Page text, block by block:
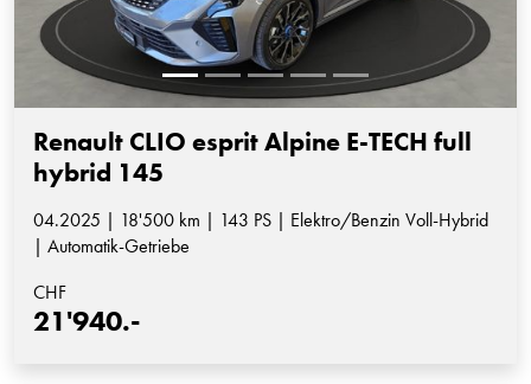
Renault CLIO esprit Alpine E-TECH full
hybrid 145
04.2025 | 18'500 km | 143 PS | Elektro/Benzin Voll-Hybrid
| Automatik-Getriebe
CHF
21'940.-